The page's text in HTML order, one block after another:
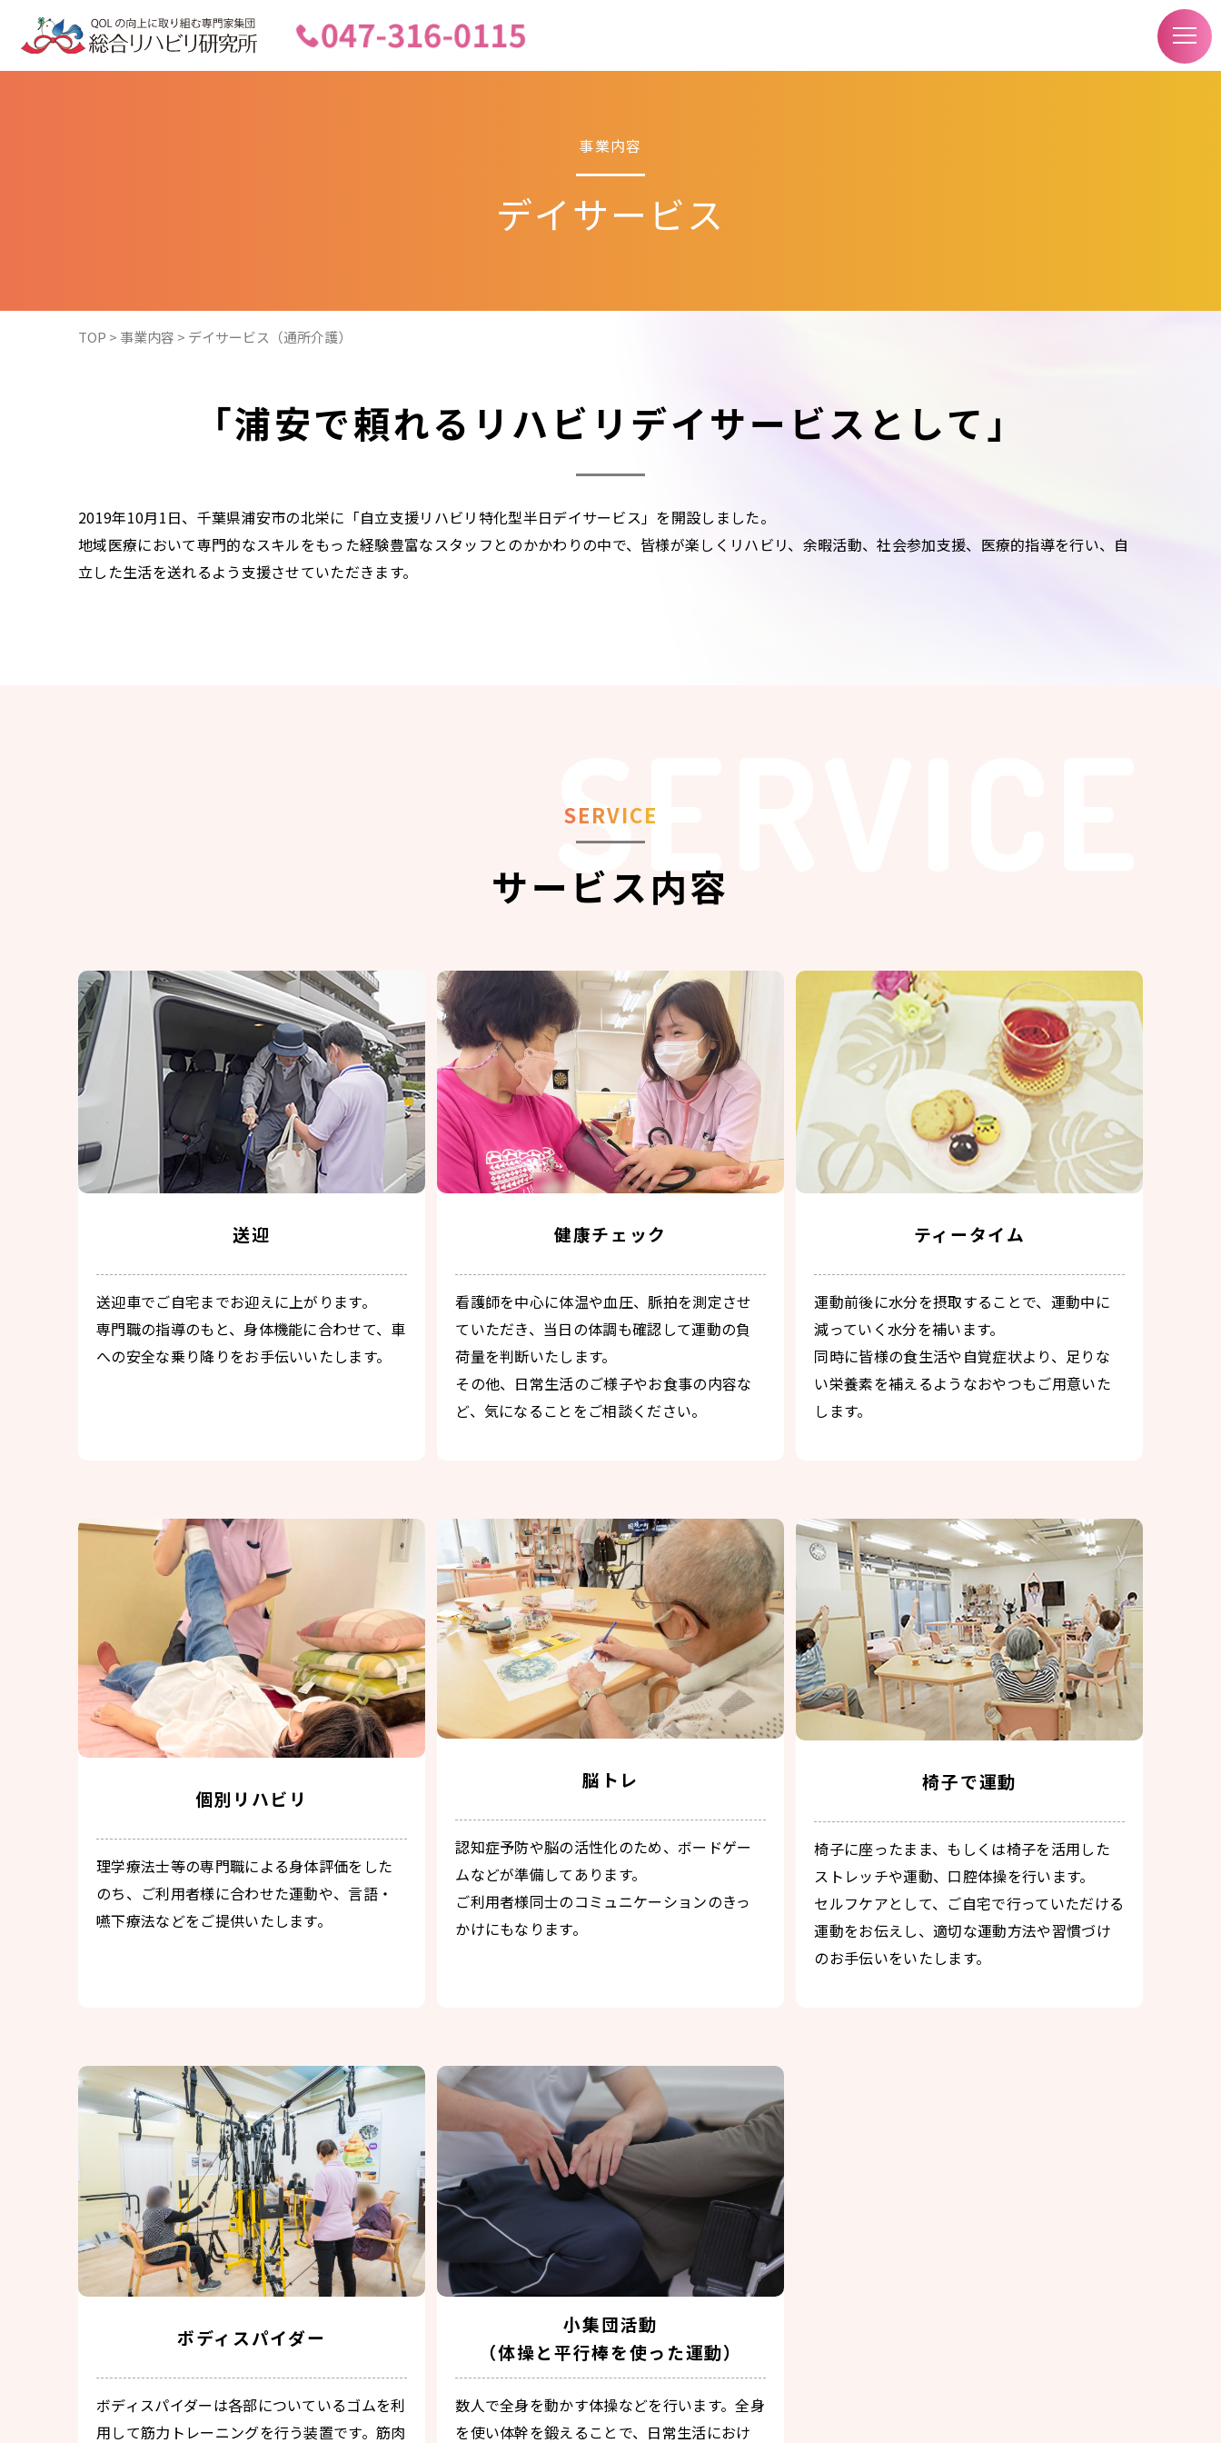
事業内容
デイサービス
TOP > 事業内容 > デイサービス（通所介護）
「浦安で頼れる リハビリデイサービスとして」
2019年10月1日、千葉県浦安市の北栄に「自立支援リハビリ特化型半日デイサービス」を開設しました。
地域医療において専門的なスキルをもった経験豊富なスタッフとのかかわりの中で、皆様が楽しくリハビリ、余暇活動、社会参加支援、医療的指導を行い、自
立した生活を送れるよう支援させていただきます。
SERVICE
SERVICE
サービス内容
送迎
送迎車でご自宅までお迎えに上がります。
専門職の指導のもと、身体機能に合わせて、車
への安全な乗り降りをお手伝いいたします。
健康チェック
看護師を中心に体温や血圧、脈拍を測定させ
ていただき、当日の体調も確認して運動の負
荷量を判断いたします。
その他、日常生活のご様子やお食事の内容な
ど、気になることをご相談ください。
ティータイム
運動前後に水分を摂取することで、運動中に
減っていく水分を補います。
同時に皆様の食生活や自覚症状より、足りな
い栄養素を補えるようなおやつもご用意いた
します。
個別リハビリ
理学療法士等の専門職による身体評価をした
のち、ご利用者様に合わせた運動や、言語・
嚥下療法などをご提供いたします。
脳トレ
認知症予防や脳の活性化のため、ボードゲー
ムなどが準備してあります。
ご利用者様同士のコミュニケーションのきっ
かけにもなります。
椅子で運動
椅子に座ったまま、もしくは椅子を活用した
ストレッチや運動、口腔体操を行います。
セルフケアとして、ご自宅で行っていただける
運動をお伝えし、適切な運動方法や習慣づけ
のお手伝いをいたします。
ボディスパイダー
ボディスパイダーは各部についているゴムを利
用して筋力トレーニングを行う装置です。筋肉
小集団活動
（体操と平行棒を使った運動）
数人で全身を動かす体操などを行います。全身
を使い体幹を鍛えることで、日常生活におけ